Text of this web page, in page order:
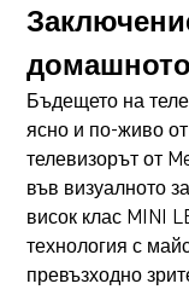
Бъдещето на
ясно и по-живо
телевизорът от
във визуалното
висок клас MINI
технология с
превъзходно